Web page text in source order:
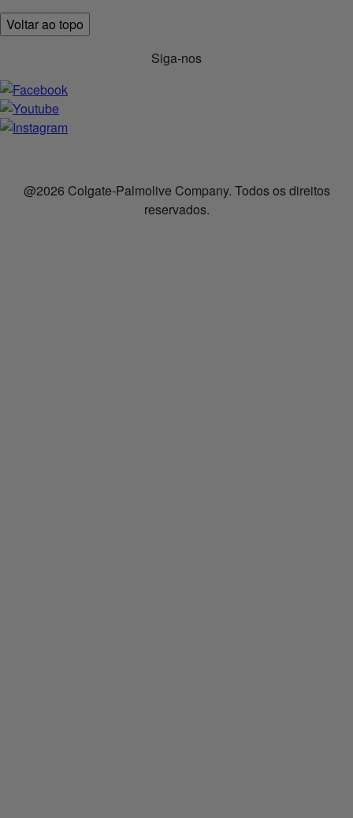
Voltar ao topo
Siga-nos
@2026 Colgate-Palmolive Company. Todos os direitos
reservados.